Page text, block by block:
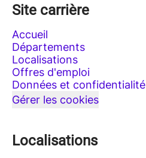
Site carrière
Accueil
Départements
Localisations
Offres d'emploi
Données et confidentialité
Gérer les cookies
Localisations